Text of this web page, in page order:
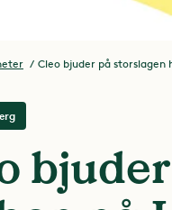
Cleo bjuder på storslagen